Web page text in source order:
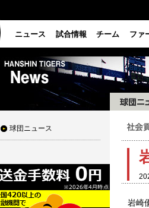
ニュース 試合情報 チーム ファ
球団ニュース
岩崎